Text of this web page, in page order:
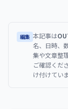
編集 本記事は
名、日時、
集や文章整
ご確認くだ
け付けていま